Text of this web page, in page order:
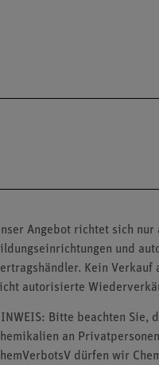
Angebot richtet sich
und
Kein Verkauf
autorisierte
Bitte beachten Sie,
an
dürfen wir